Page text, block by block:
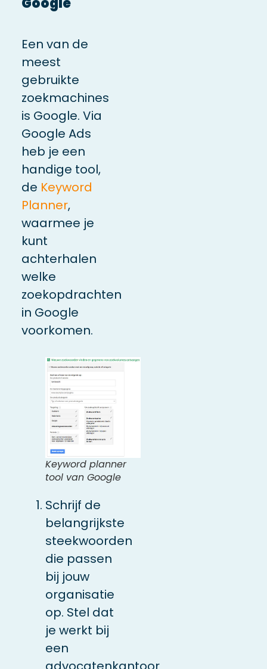
Een van de
meest
gebruikte
zoekmachines
is Google. Via
Google Ads
heb je een
handige tool,
de Keyword
Planner,
waarmee je
kunt
achterhalen
welke
zoekopdrachten
in Google
voorkomen.
Keyword planner
tool van Google
Schrijf de
belangrijkste
steekwoorden
die passen
bij jouw
organisatie
op. Stel dat
je werkt bij
een